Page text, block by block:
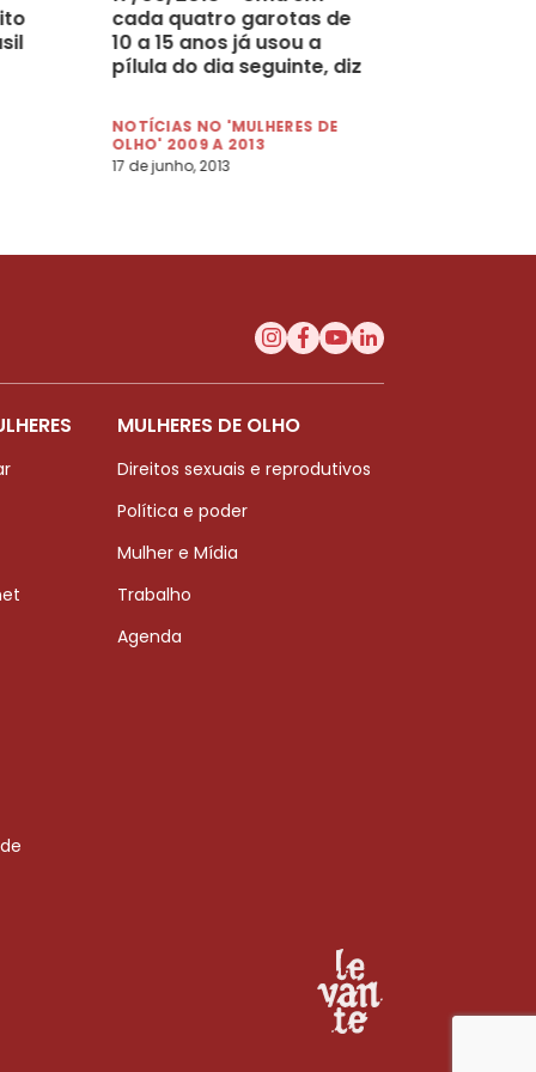
cada quatro garotas de
10 a 15 anos já usou a
pílula do dia seguinte, diz
NOTÍCIAS NO 'MULHERES DE
OLHO' 2009 A 2013
17 de junho, 2013
MULHERES DE OLHO
Direitos sexuais e reprodutivos
Política e poder
Mulher e Mídia
Trabalho
Agenda